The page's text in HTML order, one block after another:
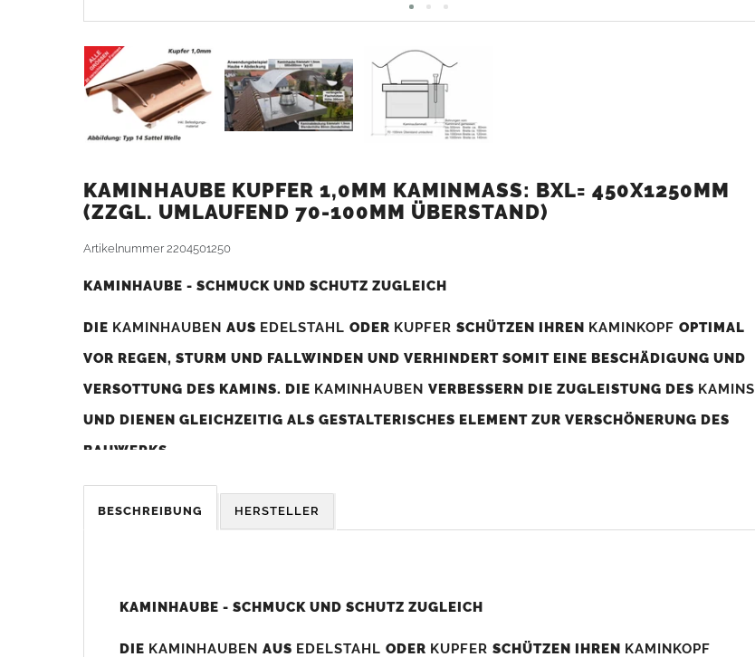
KAMINHAUBE KUPFER 1,0MM KAMINMASS: BXL= 450X1250MM (
ZZGL. UMLAUFEND 70-100MM ÜBERSTAND)
Artikelnummer2204501250
KAMINHAUBE - SCHMUCK UND SCHUTZ ZUGLEICH
DIE KAMINHAUBEN AUS EDELSTAHL ODER KUPFER SCHÜTZEN IHREN KAMINKOPF OPTIMAL
VOR REGEN, STURM UND FALLWINDEN UND VERHINDERT SOMIT EINE BESCHÄDIGUNG UND
VERSOTTUNG DES KAMINS. DIE KAMINHAUBEN VERBESSERN DIE ZUGLEISTUNG DES KAMINS
UND DIENEN GLEICHZEITIG ALS GESTALTERISCHES ELEMENT ZUR VERSCHÖNERUNG DES
BAUWERKS.
Was sollten Sie beim Kauf beachten?
BESCHREIBUNG HERSTELLER
KAMINHAUBE - SCHMUCK UND SCHUTZ ZUGLEICH
DIE KAMINHAUBEN AUS EDELSTAHL ODER KUPFER SCHÜTZEN IHREN KAMINKOPF